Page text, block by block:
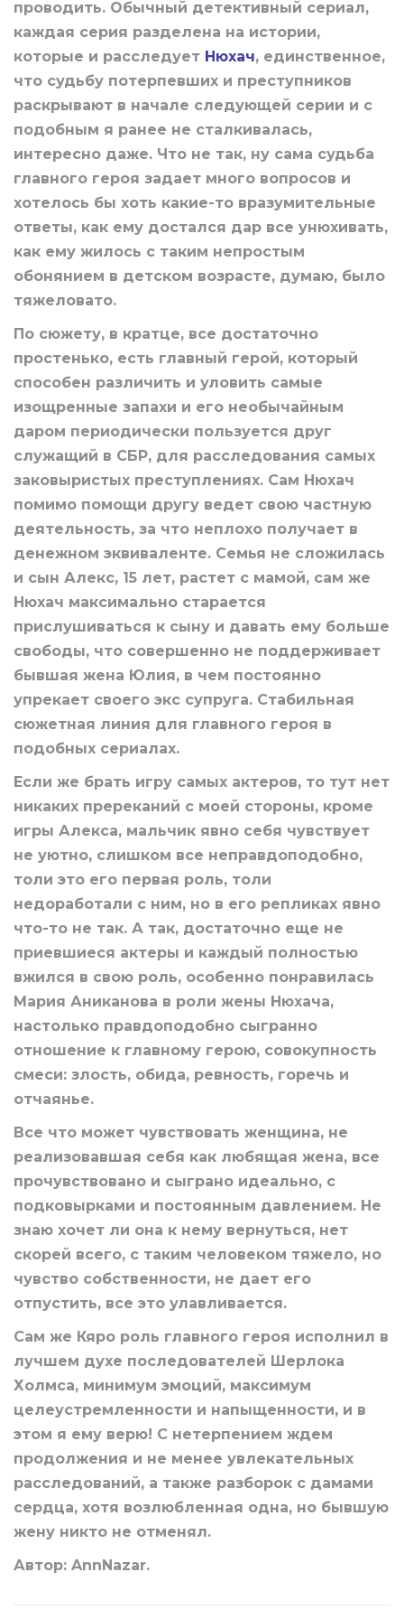
проводить. Обычный детективный сериал,
каждая серия разделена на истории,
которые и расследует Нюхач, единственное,
что судьбу потерпевших и преступников
раскрывают в начале следующей серии и с
подобным я ранее не сталкивалась,
интересно даже. Что не так, ну сама судьба
главного героя задает много вопросов и
хотелось бы хоть какие-то вразумительные
ответы, как ему достался дар все унюхивать,
как ему жилось с таким непростым
обонянием в детском возрасте, думаю, было
тяжеловато.
По сюжету, в кратце, все достаточно
простенько, есть главный герой, который
способен различить и уловить самые
изощренные запахи и его необычайным
даром периодически пользуется друг
служащий в СБР, для расследования самых
заковыристых преступлениях. Сам Нюхач
помимо помощи другу ведет свою частную
деятельность, за что неплохо получает в
денежном эквиваленте. Семья не сложилась
и сын Алекс, 15 лет, растет с мамой, сам же
Нюхач максимально старается
прислушиваться к сыну и давать ему больше
свободы, что совершенно не поддерживает
бывшая жена Юлия, в чем постоянно
упрекает своего экс супруга. Стабильная
сюжетная линия для главного героя в
подобных сериалах.
Если же брать игру самых актеров, то тут нет
никаких пререканий с моей стороны, кроме
игры Алекса, мальчик явно себя чувствует
не уютно, слишком все неправдоподобно,
толи это его первая роль, толи
недоработали с ним, но в его репликах явно
что-то не так. А так, достаточно еще не
приевшиеся актеры и каждый полностью
вжился в свою роль, особенно понравилась
Мария Аниканова в роли жены Нюхача,
настолько правдоподобно сыгранно
отношение к главному герою, совокупность
смеси: злость, обида, ревность, горечь и
отчаянье.
Все что может чувствовать женщина, не
реализовавшая себя как любящая жена, все
прочувствовано и сыграно идеально, с
подковырками и постоянным давлением. Не
знаю хочет ли она к нему вернуться, нет
скорей всего, с таким человеком тяжело, но
чувство собственности, не дает его
отпустить, все это улавливается.
Сам же Кяро роль главного героя исполнил в
лучшем духе последователей Шерлока
Холмса, минимум эмоций, максимум
целеустремленности и напыщенности, и в
этом я ему верю! С нетерпением ждем
продолжения и не менее увлекательных
расследований, а также разборок с дамами
сердца, хотя возлюбленная одна, но бывшую
жену никто не отменял.
Автор: AnnNazar.